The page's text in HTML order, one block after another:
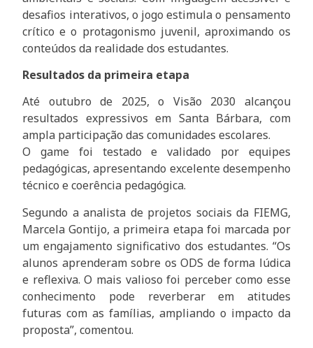
desafios interativos, o jogo estimula o pensamento
crítico e o protagonismo juvenil, aproximando os
conteúdos da realidade dos estudantes.
Resultados da primeira etapa
Até outubro de 2025, o Visão 2030 alcançou
resultados expressivos em Santa Bárbara, com
ampla participação das comunidades escolares.
O game foi testado e validado por equipes
pedagógicas, apresentando excelente desempenho
técnico e coerência pedagógica.
Segundo a analista de projetos sociais da FIEMG,
Marcela Gontijo, a primeira etapa foi marcada por
um engajamento significativo dos estudantes. “Os
alunos aprenderam sobre os ODS de forma lúdica
e reflexiva. O mais valioso foi perceber como esse
conhecimento pode reverberar em atitudes
futuras com as famílias, ampliando o impacto da
proposta”, comentou.